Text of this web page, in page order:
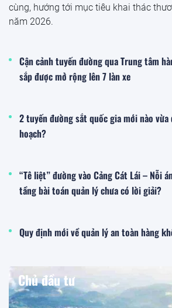
cùng, hướng tới mục tiêu khai thác
năm 2026.
Cận cảnh tuyến đường qua Trung tâm
sắp được mở rộng lên 7 làn xe
2 tuyến đường sắt quốc gia mới nào
hoạch?
“Tê liệt” đường vào Cảng Cát Lái – Nỗi
tầng bài toán quản lý chưa có lời giải?
Quy định mới về quản lý an toàn hàng
Chủ đầu tư